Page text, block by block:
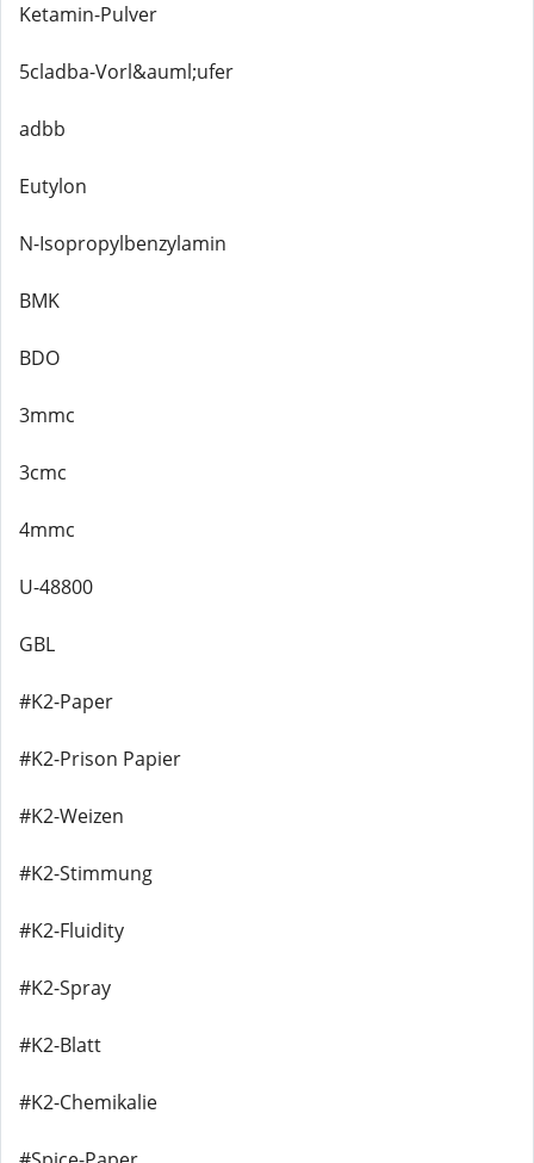
Ketamin-Pulver
5cladba-Vorl&auml;ufer
adbb
Eutylon
N-Isopropylbenzylamin
BMK
BDO
3mmc
3cmc
4mmc
U-48800
GBL
#K2-Paper
#K2-Prison Papier
#K2-Weizen
#K2-Stimmung
#K2-Fluidity
#K2-Spray
#K2-Blatt
#K2-Chemikalie